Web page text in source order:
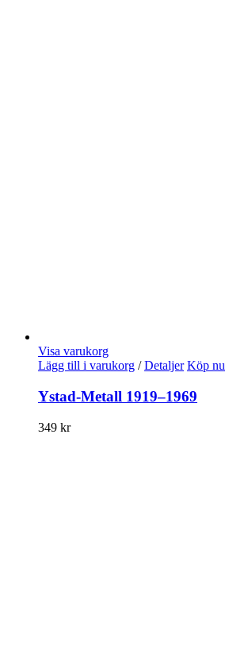
Visa varukorg
Lägg till i varukorg / Detaljer Köp nu
Ystad-Metall 1919–1969
349 kr